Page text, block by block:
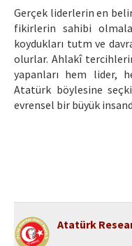
Contact Us
Gerçek liderlerin en
fikirlerin sahibi
koydukları tutm ve
olurlar. Ahlakî
yapanları hem lider,
Atatürk böylesine
evrensel bir büyük
Atatürk